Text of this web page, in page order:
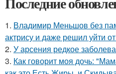
1. Владимир Меньшов без
актрису и даже решил уйти
2. У арсения редкое
3. Как говорит моя дочь: